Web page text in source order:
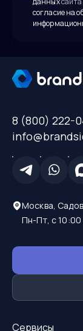
согласие на
8 (800) 222-
Москва,
Пн-Пт, с 10:00
Сервисы